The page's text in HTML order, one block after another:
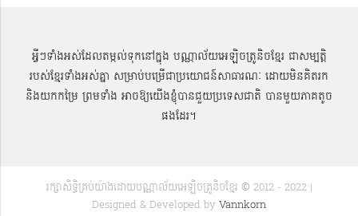
អ្វីៗទាំងអស់ដែលតម្កល់ទុកនៅក្នុង បណ្ណាល័យអេឡិចត្រូនិចខ្មែរ ជាសម្បតិ្ត
របស់ខ្មែរទាំងអស់គ្នា សម្រាប់បម្រើជាប្រយោជន៍សាធារណៈ ដោយមិនគិតរក
និងយកកម្រៃ ព្រមទាំង អាចឱ្យយើងខ្ញុំបានជួយប្រទេសជាតិ បានមួយភាគតូច
ផងដែរ។
រក្សាសិទ្ធិគ្រប់យ៉ាងដោយបណ្ណាល័យអេឡិចត្រូនិចខ្មែរ © 2012 - 2022 |
Designed & Developed by Vannkorn